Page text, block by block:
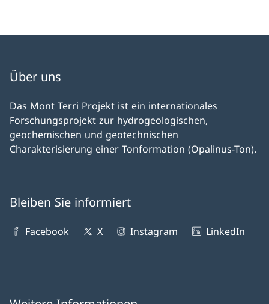
Über uns
Das Mont Terri Projekt ist ein internationales
Forschungsprojekt zur hydrogeologischen,
geochemischen und geotechnischen
Charakterisierung einer Tonformation (Opalinus-Ton).
Bleiben Sie informiert
Facebook X Instagram LinkedIn